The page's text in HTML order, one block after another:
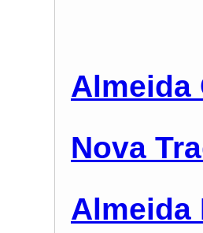
Almeida
Nova
Almeida